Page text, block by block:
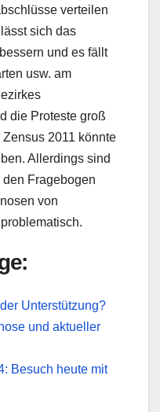
verteilen
sich das
und es fällt
usw. am
die Proteste groß
2011 könnte
Allerdings sind
Fragebogen
von
Unterstützung?
und aktueller
Besuch heute mit